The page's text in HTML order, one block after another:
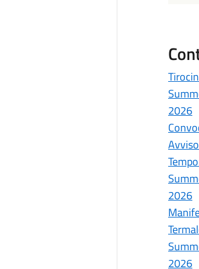
2026
2026
2026